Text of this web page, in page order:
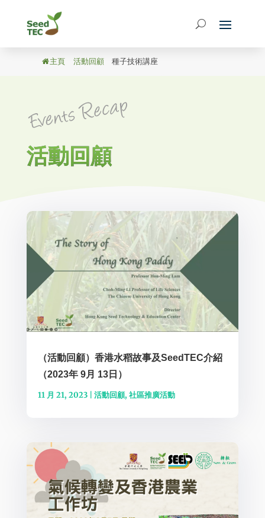
主頁 活動回顧 種子技術講座
活動回顧
（活動回顧）香港水稻故事及SeedTEC介紹
（2023年 9月 13日）
11 月 21, 2023| 活動回顧, 社區推廣活動